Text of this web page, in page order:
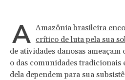
A Amazônia brasileira
crítico de luta pela sua
de atividades danosas
o das comunidades tradicionais
dela dependem para sua